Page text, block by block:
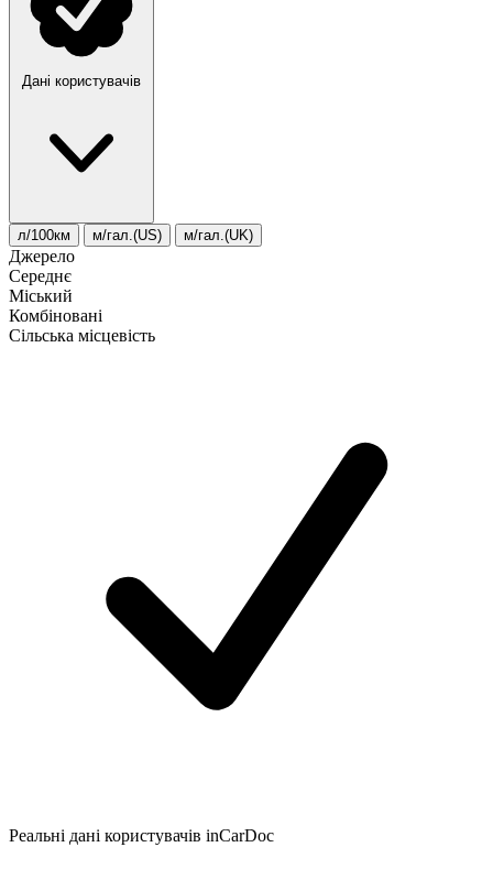
Дані користувачів
л/100км м/гал.(US) м/гал.(UK)
Джерело
Середнє
Міський
Комбіновані
Сільська місцевість
Реальні дані користувачів inCarDoc